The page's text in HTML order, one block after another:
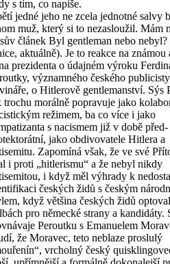
s tím, co napíše.
jedné jeho ne zcela jednotné salvy
muž, který si to nezasloužil. Mám
článek Byl gentleman nebo
aktuálně). Je to reakce na známou
prezidenta o údajném výroku
významného českého
o Hitlerově gentlemanství. Sýs
trochu morálně popravuje jako
režimem, ba co více i jako
s nacismem již v době před-
jako obdivovatele Hitlera a
Zapomíná však, že ve své
i proti „hitlerismu“ a že nebyl nikdy
i když měl výhrady k
českých židů s českým
když většina českých židů
pro německé strany a kandidáty.
Peroutku s Emanuelem
že Moravec, teto neblaze proslulý
vrcholný český